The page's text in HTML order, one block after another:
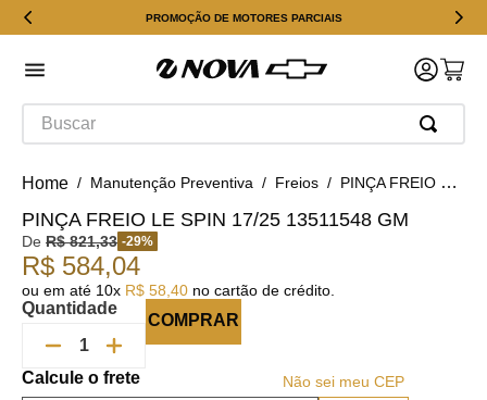
PROMOÇÃO DE MOTORES PARCIAIS
Buscar
Manutenção Preventiva Freios PINÇA FREIO LE SPIN 17/25 13511548 GM
PINÇA FREIO LE SPIN 17/25 13511548 GM
De R$ 821,33 -29%
R$ 584,04
ou em até 10x R$ 58 40 no cartão de crédito.
Quantidade
COMPRAR
Não sei meu CEP